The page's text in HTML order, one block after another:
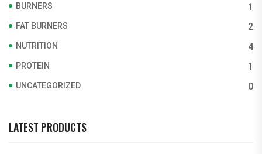
BURNERS 1
FAT BURNERS 2
NUTRITION 4
PROTEIN 1
UNCATEGORIZED 0
LATEST PRODUCTS